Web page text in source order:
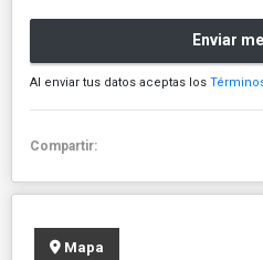
Enviar
Al enviar tus datos aceptas los
Compartir:
Mapa